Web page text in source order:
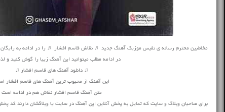
مخاطبین محترم رسانه ی نفیس موزیک آهنگ جدید ♬ نقاش قاسم افشار ♬ را در ادامه به رایگان و با سرعت بالا با
در ادامه مطلب میتوانید این آهنگ زیبا را گوش کنید و
♫ دانلود آهنگ های قاسم افشار ♫
این آهنگ از محبوب ترین آهنگ های قاسم افشار
متن آهنگ قاسم افشار نقاش هم در ادامه است
برای صاحبان وبلاگ و سایت که تمایل به پخش آنلاین این آهنگ در سایت یا وبلاگشان دارند کد